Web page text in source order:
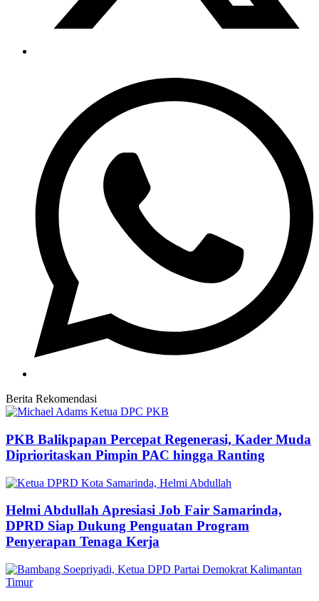
Berita Rekomendasi
PKB Balikpapan Percepat Regenerasi, Kader Muda
Diprioritaskan Pimpin PAC hingga Ranting
Helmi Abdullah Apresiasi Job Fair Samarinda,
DPRD Siap Dukung Penguatan Program
Penyerapan Tenaga Kerja